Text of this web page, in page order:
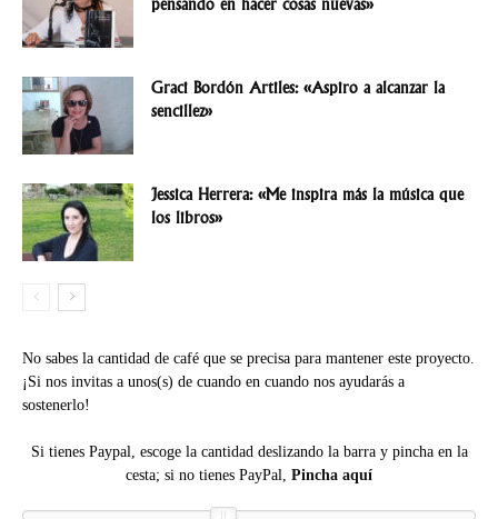
pensando en hacer cosas nuevas»
Graci Bordón Artiles: «Aspiro a alcanzar la
sencillez»
Jessica Herrera: «Me inspira más la música que
los libros»
No sabes la cantidad de café que se precisa para mantener este proyecto.
¡Si nos invitas a unos(s) de cuando en cuando nos ayudarás a
sostenerlo!
Si tienes Paypal, escoge la cantidad deslizando la barra y pincha en la
cesta; si no tienes PayPal, Pincha aquí